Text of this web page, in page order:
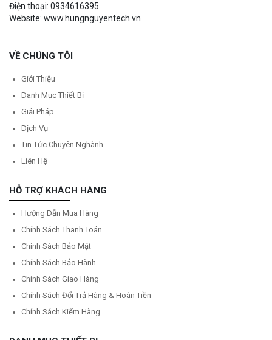
Điện thoại: 0934616395
Website: www.hungnguyentech.vn
VỀ CHÚNG TÔI
Giới Thiệu
Danh Mục Thiết Bị
Giải Pháp
Dịch Vụ
Tin Tức Chuyên Nghành
Liên Hệ
HỖ TRỢ KHÁCH HÀNG
Hướng Dẫn Mua Hàng
Chính Sách Thanh Toán
Chính Sách Bảo Mật
Chính Sách Bảo Hành
Chính Sách Giao Hàng
Chính Sách Đổi Trả Hàng & Hoàn Tiền
Chính Sách Kiểm Hàng